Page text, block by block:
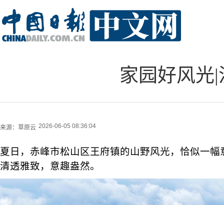
家园好风光
来源： 草原云 2026-06-05 08:36:04
夏日，赤峰市松山区王府镇的山野风光，恰似一
清透雅致，意趣盎然。